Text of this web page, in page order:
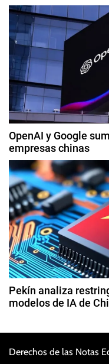
OpenAI y Google
empresas chinas
Pekín analiza
modelos de IA de
Derechos de las Notas